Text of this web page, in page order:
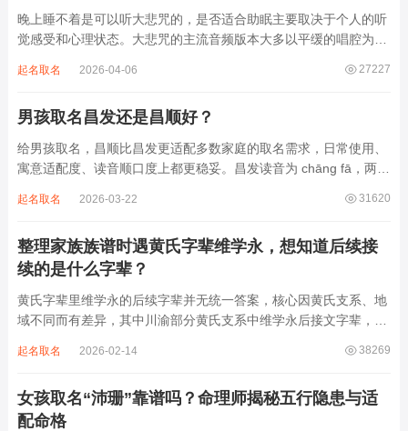
晚上睡不着是可以听大悲咒的，是否适合助眠主要取决于个人的听
觉感受和心理状态。大悲咒的主流音频版本大多以平缓的唱腔为
急促的鼓点，这类音频本身具备静心的基础特质。睡前思绪繁杂、
27227
起名取名 2026-04-06
男孩取名昌发还是昌顺好？
给男孩取名，昌顺比昌发更适配多数家庭的取名需求，日常使用、
寓意适配度、读音顺口度上都更稳妥。昌发读音为 chāng fā，两个
离叫名字时辨识度不高。昌字本义为兴盛、繁茂，发字核心指向发
31620
起名取名 2026-03-22
整理家族族谱时遇黄氏字辈维学永，想知道后续接
续的是什么字辈？
黄氏字辈里维学永的后续字辈并无统一答案，核心因黄氏支系、地
域不同而有差异，其中川渝部分黄氏支系中维学永后接文字辈，完
某支系的续修字辈，在安岳、岳池一带的黄氏族谱里能明确查到，
38269
起名取名 2026-02-14
女孩取名“沛珊”靠谱吗？命理师揭秘五行隐患与适
配命格